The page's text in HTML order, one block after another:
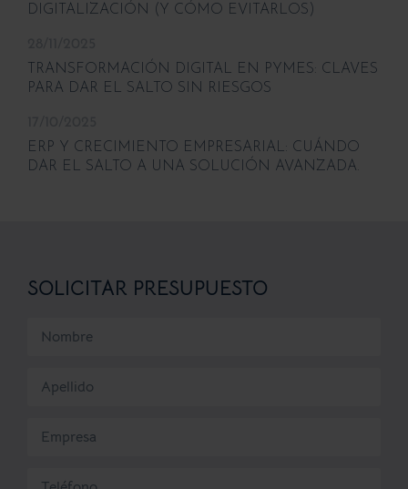
DIGITALIZACIÓN (Y CÓMO EVITARLOS)
TRANSFORMACIÓN DIGITAL EN PYMES: CLAVES
PARA DAR EL SALTO SIN RIESGOS
ERP Y CRECIMIENTO EMPRESARIAL: CUÁNDO
DAR EL SALTO A UNA SOLUCIÓN AVANZADA.
SOLICITAR PRESUPUESTO